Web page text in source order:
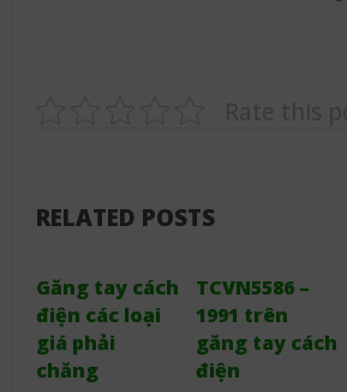
RELATED POSTS
Găng tay cách
điện các loại
giá phải
chăng
TCVN5586 –
1991 trên
găng tay cách
điện